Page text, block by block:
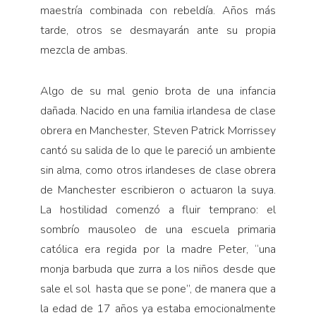
maestría combinada con rebeldía. Años más
tarde, otros se desmayarán ante su propia
mezcla de ambas.
Algo de su mal genio brota de una infancia
dañada. Nacido en una familia irlandesa de clase
obrera en Manchester, Steven Patrick Morrissey
cantó su salida de lo que le pareció un ambiente
sin alma, como otros irlandeses de clase obrera
de Manchester escribieron o actuaron la suya.
La hostilidad comenzó a fluir temprano: el
sombrío mausoleo de una escuela primaria
católica era regida por la madre Peter, “una
monja barbuda que zurra a los niños desde que
sale el sol hasta que se pone”, de manera que a
la edad de 17 años ya estaba emocionalmente